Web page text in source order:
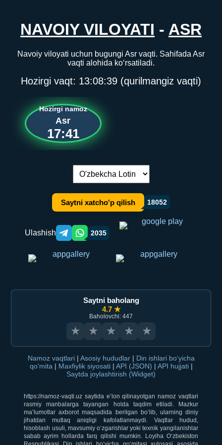
NAVOIY VILOYATI - ASR
Navoiy viloyati uchun bugungi Asr vaqti. Sahifada Asr
vaqti alohida ko‘rsatiladi.
Hozirgi vaqt: 13:08:39 (qurilmangiz vaqti)
Hozirgi namoz
Asr
17:41
Tilni almashtirish:
Saytni xatcho'p qilish 18052
Ulashish Telegram orqali ulashish
WhatsApp orqali ulashish
2035
Saytni baholang
4.7 ★
Baholovchi: 447
★ ★ ★ ★ ★
Namoz vaqtlari | Asosiy hududlar | Din ishlari bo‘yicha
qo‘mita | Maxfiylik siyosati | API (JSON) | API hujjati |
Saytda joylashtirish (Widget)
https://namoz-vaqti.uz saytida e’lon qilinayotgan namoz vaqtlari
rasmiy manbalarga tayangan holda taqdim etiladi. Mazkur
ma’lumotlar axborot maqsadida berilgan bo‘lib, ularning diniy
jihatdan mutlaq aniqligi kafolatlanmaydi. Vaqtlar hudud,
hisoblash usuli, mavsumiy o‘zgarishlar yoki texnik yangilanishlar
sabab ayrim hollarda farq qilishi mumkin. Loyiha O‘zbekiston